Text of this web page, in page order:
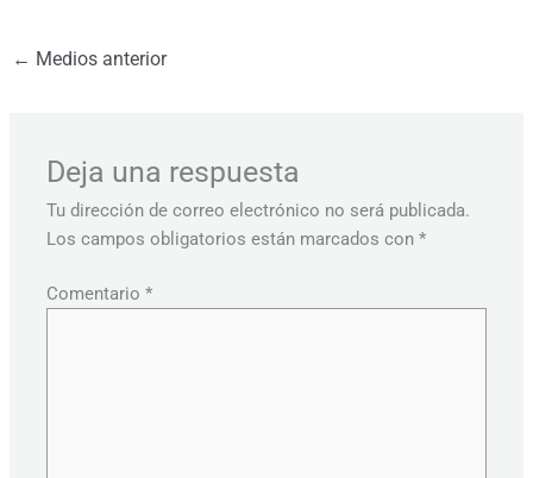
← Medios anterior
Deja una respuesta
Tu dirección de correo electrónico no será publicada.
Los campos obligatorios están marcados con*
Comentario*